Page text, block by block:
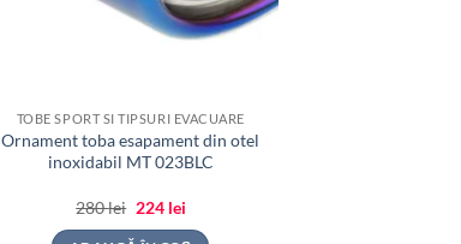
TOBE SPORT SI TIPSURI EVACUARE
Ornament toba esapament din otel
inoxidabil MT 023BLC
280lei Prețul
a
224 leiPrețul
este: